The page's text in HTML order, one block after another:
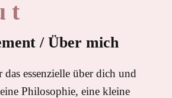
/ Über mich
das essenzielle über dich und
Philosophie, eine kleine